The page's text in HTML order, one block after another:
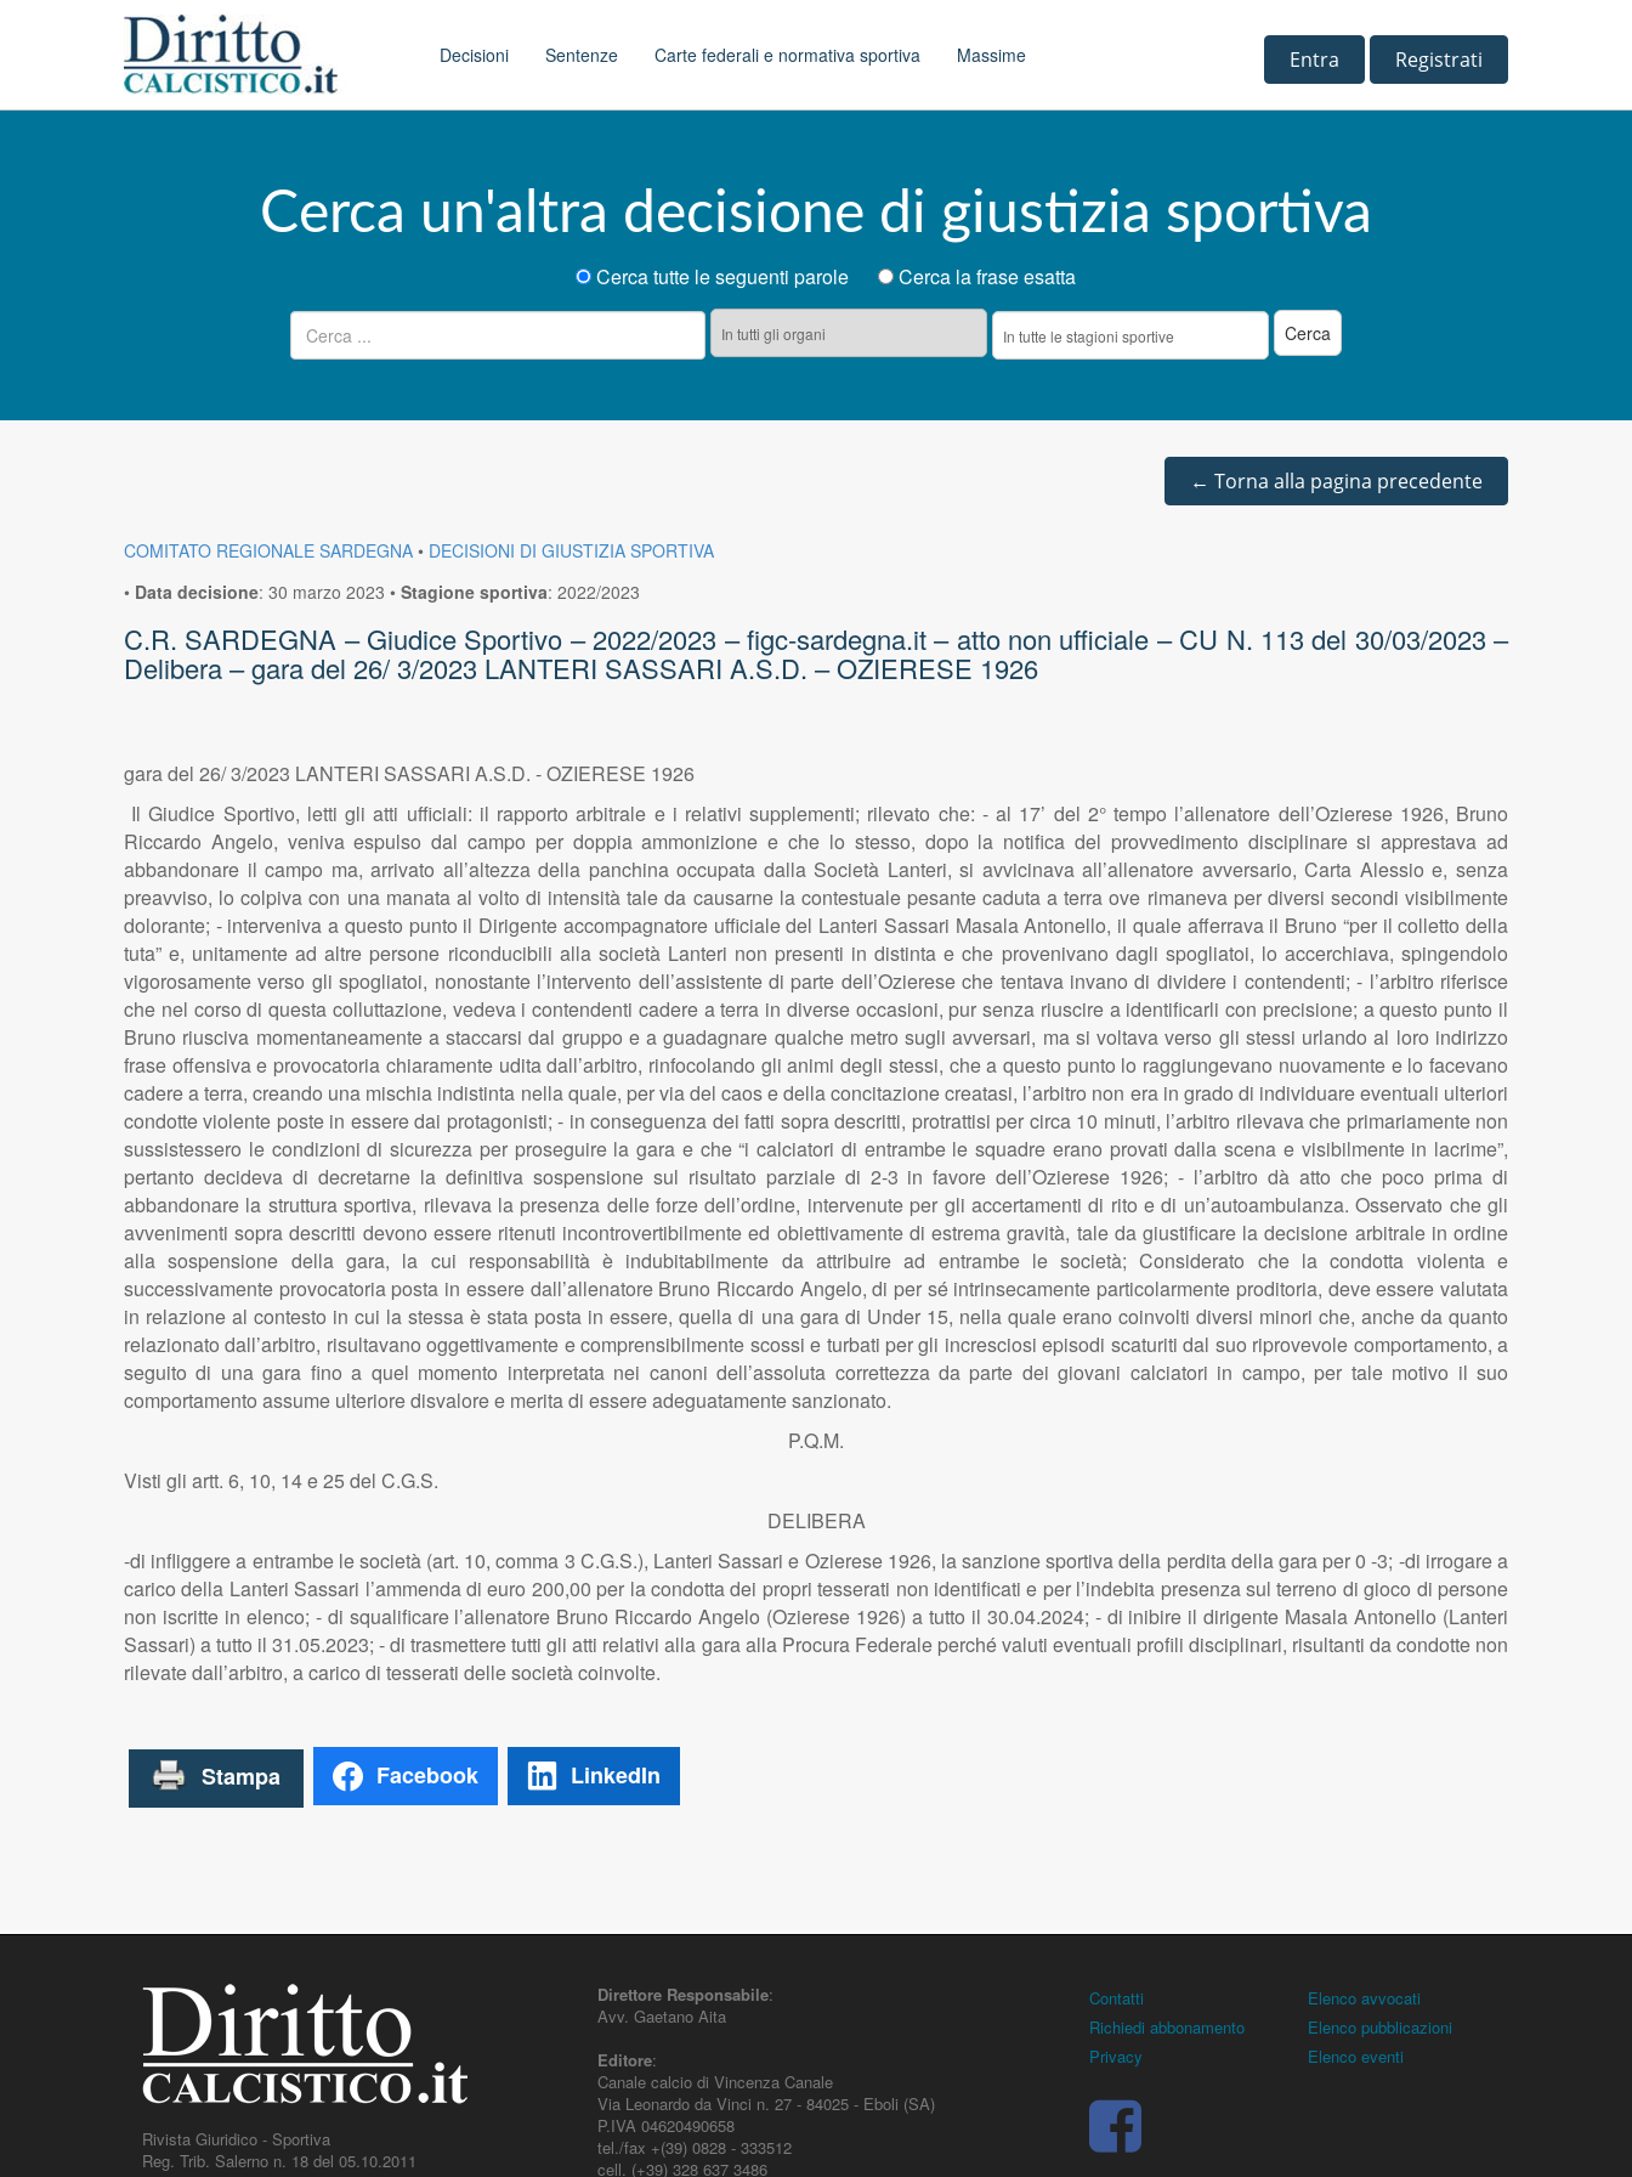
Main menu Decisioni Sentenze Carte federali e normativa sportiva Massime Entra Registrati
Cerca un'altra decisione di giustizia sportiva
Cerca tutte le seguenti parole
Cerca la frase esatta
Ricerca per:
← Torna alla pagina precedente
COMITATO REGIONALE SARDEGNA • DECISIONI DI GIUSTIZIA SPORTIVA
• Data decisione: 30 marzo 2023 • Stagione sportiva: 2022/2023
C.R. SARDEGNA – Giudice Sportivo – 2022/2023 – figc-sardegna.it – atto non ufficiale – CU N. 113 del 30/03/2023 –
Delibera – gara del 26/ 3/2023 LANTERI SASSARI A.S.D. – OZIERESE 1926
gara del 26/ 3/2023 LANTERI SASSARI A.S.D. - OZIERESE 1926
Il Giudice Sportivo, letti gli atti ufficiali: il rapporto arbitrale e i relativi supplementi; rilevato che: - al 17’ del 2° tempo l’allenatore dell’Ozierese 1926, Bruno
Riccardo Angelo, veniva espulso dal campo per doppia ammonizione e che lo stesso, dopo la notifica del provvedimento disciplinare si apprestava ad
abbandonare il campo ma, arrivato all’altezza della panchina occupata dalla Società Lanteri, si avvicinava all’allenatore avversario, Carta Alessio e, senza
preavviso, lo colpiva con una manata al volto di intensità tale da causarne la contestuale pesante caduta a terra ove rimaneva per diversi secondi visibilmente
dolorante; - interveniva a questo punto il Dirigente accompagnatore ufficiale del Lanteri Sassari Masala Antonello, il quale afferrava il Bruno “per il colletto della
tuta” e, unitamente ad altre persone riconducibili alla società Lanteri non presenti in distinta e che provenivano dagli spogliatoi, lo accerchiava, spingendolo
vigorosamente verso gli spogliatoi, nonostante l’intervento dell’assistente di parte dell’Ozierese che tentava invano di dividere i contendenti; - l’arbitro riferisce
che nel corso di questa colluttazione, vedeva i contendenti cadere a terra in diverse occasioni, pur senza riuscire a identificarli con precisione; a questo punto il
Bruno riusciva momentaneamente a staccarsi dal gruppo e a guadagnare qualche metro sugli avversari, ma si voltava verso gli stessi urlando al loro indirizzo
frase offensiva e provocatoria chiaramente udita dall’arbitro, rinfocolando gli animi degli stessi, che a questo punto lo raggiungevano nuovamente e lo facevano
cadere a terra, creando una mischia indistinta nella quale, per via del caos e della concitazione creatasi, l’arbitro non era in grado di individuare eventuali ulteriori
condotte violente poste in essere dai protagonisti; - in conseguenza dei fatti sopra descritti, protrattisi per circa 10 minuti, l’arbitro rilevava che primariamente non
sussistessero le condizioni di sicurezza per proseguire la gara e che “i calciatori di entrambe le squadre erano provati dalla scena e visibilmente in lacrime”,
pertanto decideva di decretarne la definitiva sospensione sul risultato parziale di 2-3 in favore dell’Ozierese 1926; - l’arbitro dà atto che poco prima di
abbandonare la struttura sportiva, rilevava la presenza delle forze dell’ordine, intervenute per gli accertamenti di rito e di un’autoambulanza. Osservato che gli
avvenimenti sopra descritti devono essere ritenuti incontrovertibilmente ed obiettivamente di estrema gravità, tale da giustificare la decisione arbitrale in ordine
alla sospensione della gara, la cui responsabilità è indubitabilmente da attribuire ad entrambe le società; Considerato che la condotta violenta e
successivamente provocatoria posta in essere dall’allenatore Bruno Riccardo Angelo, di per sé intrinsecamente particolarmente proditoria, deve essere valutata
in relazione al contesto in cui la stessa è stata posta in essere, quella di una gara di Under 15, nella quale erano coinvolti diversi minori che, anche da quanto
relazionato dall’arbitro, risultavano oggettivamente e comprensibilmente scossi e turbati per gli incresciosi episodi scaturiti dal suo riprovevole comportamento, a
seguito di una gara fino a quel momento interpretata nei canoni dell’assoluta correttezza da parte dei giovani calciatori in campo, per tale motivo il suo
comportamento assume ulteriore disvalore e merita di essere adeguatamente sanzionato.
P.Q.M.
Visti gli artt. 6, 10, 14 e 25 del C.G.S.
DELIBERA
-di infliggere a entrambe le società (art. 10, comma 3 C.G.S.), Lanteri Sassari e Ozierese 1926, la sanzione sportiva della perdita della gara per 0 -3; -di irrogare a
carico della Lanteri Sassari l’ammenda di euro 200,00 per la condotta dei propri tesserati non identificati e per l’indebita presenza sul terreno di gioco di persone
non iscritte in elenco; - di squalificare l’allenatore Bruno Riccardo Angelo (Ozierese 1926) a tutto il 30.04.2024; - di inibire il dirigente Masala Antonello (Lanteri
Sassari) a tutto il 31.05.2023; - di trasmettere tutti gli atti relativi alla gara alla Procura Federale perché valuti eventuali profili disciplinari, risultanti da condotte non
rilevate dall’arbitro, a carico di tesserati delle società coinvolte.
Facebook LinkedIn
Rivista Giuridico - Sportiva
Reg. Trib. Salerno n. 18 del 05.10.2011
Direttore Responsabile:
Avv. Gaetano Aita
Editore:
Canale calcio di Vincenza Canale
Via Leonardo da Vinci n. 27 - 84025 - Eboli (SA)
P.IVA 04620490658
tel./fax +(39) 0828 - 333512
cell. (+39) 328 637 3486
Contatti
Richiedi abbonamento
Privacy
Elenco avvocati
Elenco pubblicazioni
Elenco eventi